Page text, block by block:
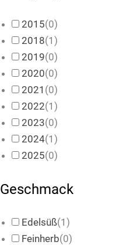
2015(0)
2018(1 )
2019(0)
2020(0)
2021 (0)
2022(1 )
2023(0)
2024(1 )
2025(0)
Geschmack
Edelsüß(1 )
Feinherb(0)